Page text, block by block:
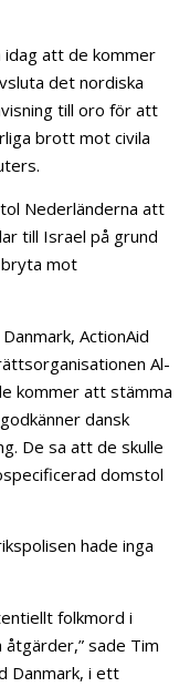
idag att de kommer
det nordiska
till oro för att
brott mot civila
Nederländerna att
till Israel på grund
mot
ActionAid
Al-
kommer att stämma
dansk
De sa att de skulle
domstol
hade inga
folkmord i
sade Tim
Danmark, i ett